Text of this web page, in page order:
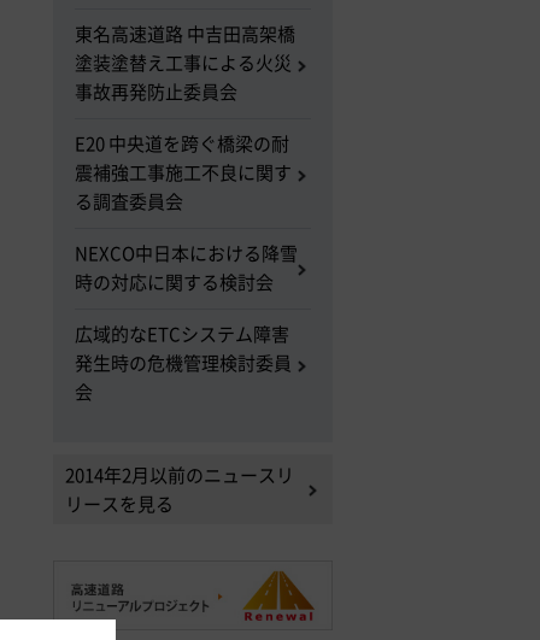
東名高速道路 中吉田高架橋
塗装塗替え工事による火災
事故再発防止委員会
E20 中央道を跨ぐ橋梁の耐
震補強工事施工不良に関す
る調査委員会
NEXCO中日本における降雪
時の対応に関する検討会
広域的なETCシステム障害
発生時の危機管理検討委員
会
2014年2月以前のニュースリ
リースを見る